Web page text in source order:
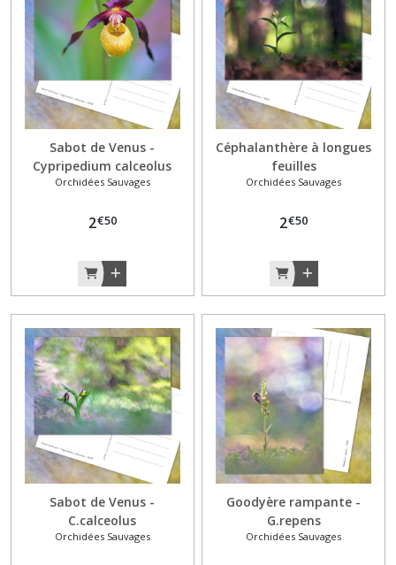
Sabot de Venus -
Cypripedium calceolus
Orchidées Sauvages
2€50
Céphalanthère à longues
feuilles
Orchidées Sauvages
2€50
Sabot de Venus -
C.calceolus
Orchidées Sauvages
Goodyère rampante -
G.repens
Orchidées Sauvages